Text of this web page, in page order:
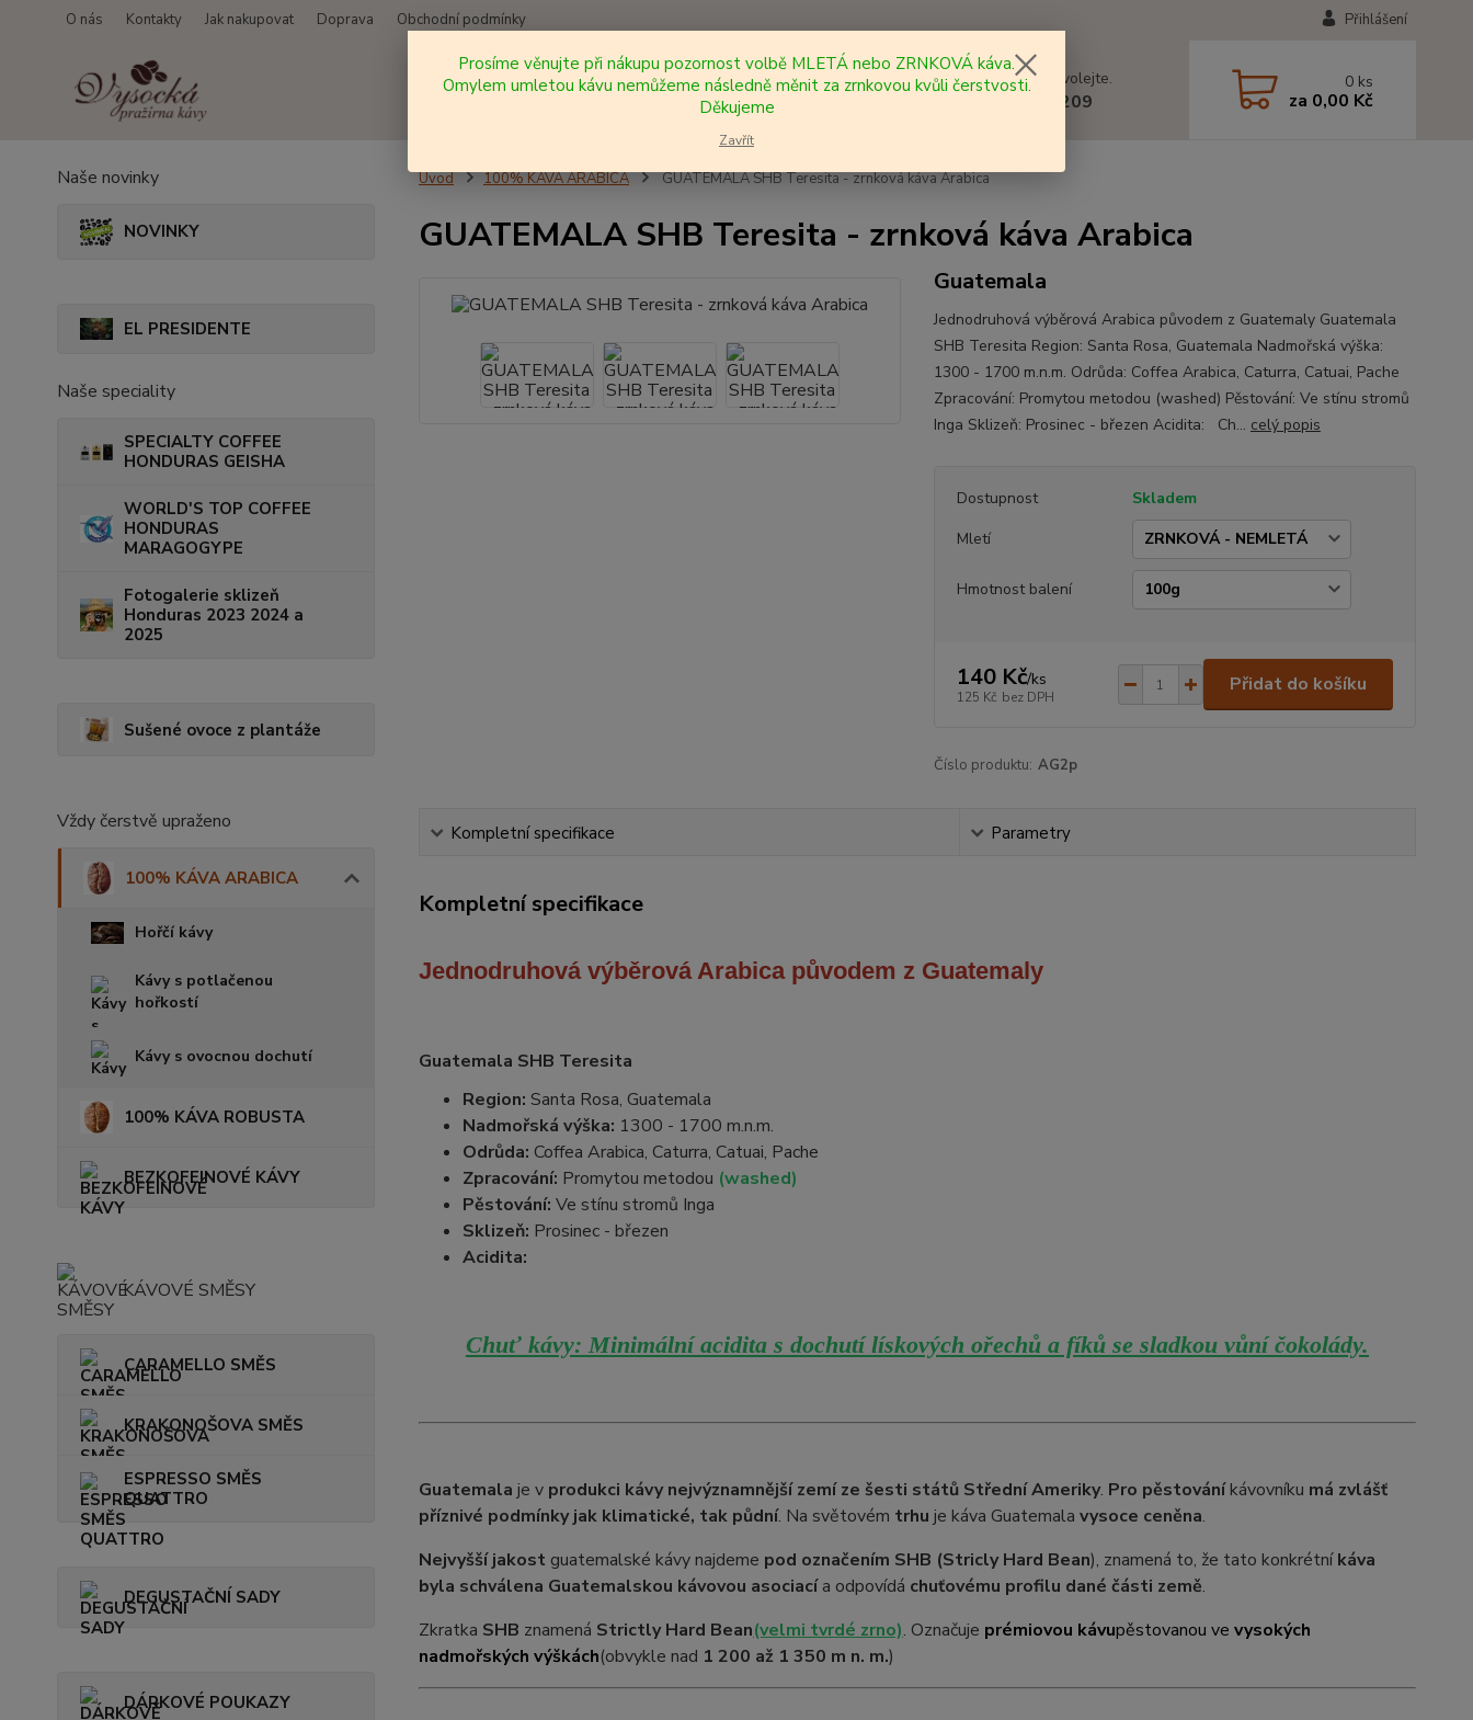
O nás Kontakty Jak nakupovat Doprava Obchodní podmínky Přihlášení
Hledat Nevíte si rady? Zavolejte.
+420 602 577 209
0 ks
za 0,00 Kč
Naše novinky
NOVINKY
EL PRESIDENTE
Naše speciality
SPECIALTY COFFEE
HONDURAS GEISHA
WORLD'S TOP COFFEE
HONDURAS
MARAGOGYPE
Fotogalerie sklizeň
Honduras 2023 2024 a
2025
Sušené ovoce z plantáže
Vždy čerstvě upraženo
100% KÁVA ARABICA
Hořčí kávy
Kávy s potlačenou
hořkostí
Kávy s ovocnou dochutí
100% KÁVA ROBUSTA
BEZKOFEINOVÉ KÁVY
KÁVOVÉ SMĚSY
CARAMELLO SMĚS
KRAKONOŠOVA SMĚS
ESPRESSO SMĚS
QUATTRO
DEGUSTAČNÍ SADY
DÁRKOVÉ POUKAZY
Úvod 100% KÁVA ARABICA GUATEMALA SHB Teresita - zrnková káva Arabica
GUATEMALA SHB Teresita - zrnková káva Arabica
Guatemala
Jednodruhová výběrová Arabica původem z Guatemaly Guatemala
SHB Teresita Region: Santa Rosa, Guatemala Nadmořská výška:
1300 - 1700 m.n.m. Odrůda: Coffea Arabica, Caturra, Catuai, Pache
Zpracování: Promytou metodou (washed) Pěstování: Ve stínu stromů
Inga Sklizeň: Prosinec - březen Acidita: Ch... celý popis
Dostupnost
Skladem
Mletí
Hmotnost balení
140 Kč/ks
125 Kč bez DPH
Přidat do košíku
Číslo produktu: AG2p
Kompletní specifikace Parametry
Kompletní specifikace
Jednodruhová výběrová Arabicapůvodem z Guatemaly
Guatemala SHB Teresita
Region: Santa Rosa, Guatemala
Nadmořská výška: 1300 - 1700 m.n.m.
Odrůda: Coffea Arabica, Caturra, Catuai, Pache
Zpracování: Promytou metodou (washed)
Pěstování: Ve stínu stromů Inga
Sklizeň: Prosinec - březen
Acidita:
Chuť kávy: Minimální acidita s dochutí lískových ořechů a fíků se sladkou vůní čokolády.
Guatemala je v produkci kávy nejvýznamnější zemí ze šesti států Střední Ameriky. Pro pěstováníkávovníku má zvlášť
příznivé podmínky jak klimatické, tak půdní. Na světovém trhu je káva Guatemala vysoce ceněna.
Nejvyšší jakost guatemalské kávy najdeme pod označením SHB (StriclyHard Bean), znamená to, že tato konkrétníkáva
byla schválena Guatemalskou kávovou asociacía odpovídá chuťovému profilu dané části země.
Zkratka SHB znamená Strictly Hard Bean(velmi tvrdé zrno). Označuje prémiovou kávupěstovanou ve vysokých
nadmořských výškách(obvykle nad 1 200 až 1 350 m n. m.)
Prosíme věnujte při nákupu pozornost volbě MLETÁ nebo ZRNKOVÁ káva.
Omylem umletou kávu nemůžeme následně měnit za zrnkovou kvůli čerstvosti.
Děkujeme
Zavřít